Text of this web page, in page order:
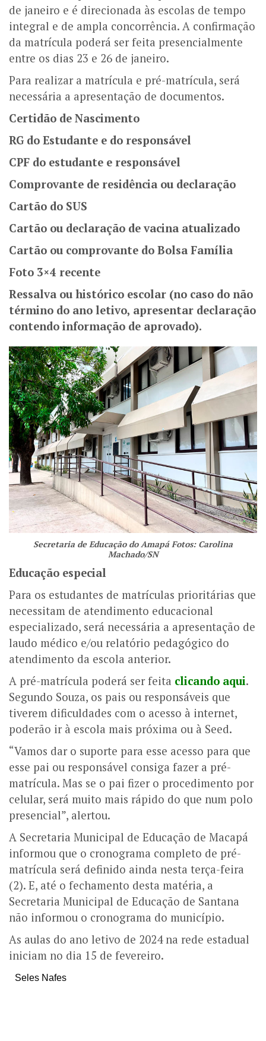
de janeiro e é direcionada às escolas de tempo
integral e de ampla concorrência. A confirmação
da matrícula poderá ser feita presencialmente
entre os dias 23 e 26 de janeiro.
Para realizar a matrícula e pré-matrícula, será
necessária a apresentação de documentos.
Certidão de Nascimento
RG do Estudante e do responsável
CPF do estudante e responsável
Comprovante de residência ou declaração
Cartão do SUS
Cartão ou declaração de vacina atualizado
Cartão ou comprovante do Bolsa Família
Foto 3×4 recente
Ressalva ou histórico escolar (no caso do não
término do ano letivo, apresentar declaração
contendo informação de aprovado).
Secretaria de Educação do Amapá Fotos: Carolina
Machado/SN
Educação especial
Para os estudantes de matrículas prioritárias que
necessitam de atendimento educacional
especializado, será necessária a apresentação de
laudo médico e/ou relatório pedagógico do
atendimento da escola anterior.
A pré-matrícula poderá ser feita clicando aqui.
Segundo Souza, os pais ou responsáveis que
tiverem dificuldades com o acesso à internet,
poderão ir à escola mais próxima ou à Seed.
“Vamos dar o suporte para esse acesso para que
esse pai ou responsável consiga fazer a pré-
matrícula. Mas se o pai fizer o procedimento por
celular, será muito mais rápido do que num polo
presencial”, alertou.
A Secretaria Municipal de Educação de Macapá
informou que o cronograma completo de pré-
matrícula será definido ainda nesta terça-feira
(2). E, até o fechamento desta matéria, a
Secretaria Municipal de Educação de Santana
não informou o cronograma do município.
As aulas do ano letivo de 2024 na rede estadual
iniciam no dia 15 de fevereiro.
Seles Nafes